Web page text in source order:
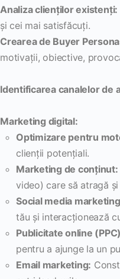
Analiza clienților existenți:
și cei mai satisfăcuți.
Crearea de Buyer
motivații, obiective,
Identificarea canalelor de
Marketing digital:
Optimizare pentru
clienții potențiali.
Marketing de conținut:
video) care să atragă
Social media
tău și interacționează
Publicitate online
pentru a ajunge la un
Email marketing: